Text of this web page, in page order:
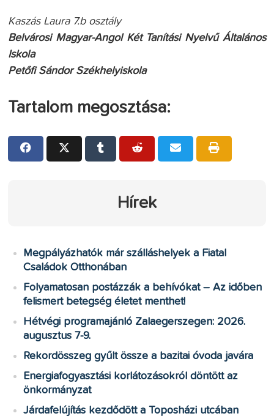
Kaszás Laura 7.b osztály
Belvárosi Magyar-Angol Két Tanítási Nyelvű Általános
Iskola
Petőfi Sándor Székhelyiskola
Tartalom megosztása:
Hírek
Megpályázhatók már szálláshelyek a Fiatal
Családok Otthonában
Folyamatosan postázzák a behívókat – Az időben
felismert betegség életet menthet!
Hétvégi programajánló Zalaegerszegen: 2026.
augusztus 7-9.
Rekordösszeg gyűlt össze a bazitai óvoda javára
Energiafogyasztási korlátozásokról döntött az
önkormányzat
Járdafelújítás kezdődött a Toposházi utcában